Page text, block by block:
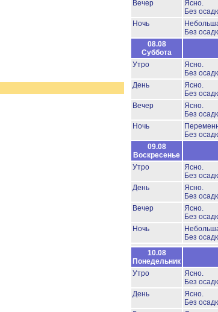
Вечер
Ясно.
Без
Ночь
Без
08.08
Суббота
Утро
Ясно.
Без
День
Ясно.
Без
Вечер
Ясно.
Без
Ночь
Без
09.08
Воскресенье
Утро
Ясно.
Без
День
Ясно.
Без
Вечер
Ясно.
Без
Ночь
Без
10.08
Понедельник
Утро
Ясно.
Без
День
Ясно.
Без